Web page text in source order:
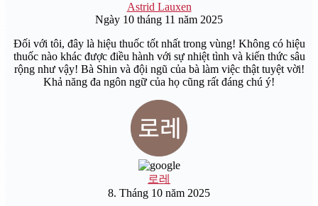
Astrid Lauxen
Ngày 10 tháng 11 năm 2025
Đối với tôi, đây là hiệu thuốc tốt nhất trong vùng! Không có hiệu
thuốc nào khác được điều hành với sự nhiệt tình và kiến thức sâu
rộng như vậy! Bà Shin và đội ngũ của bà làm việc thật tuyệt vời!
Khả năng đa ngôn ngữ của họ cũng rất đáng chú ý!
로레
8. Tháng 10 năm 2025